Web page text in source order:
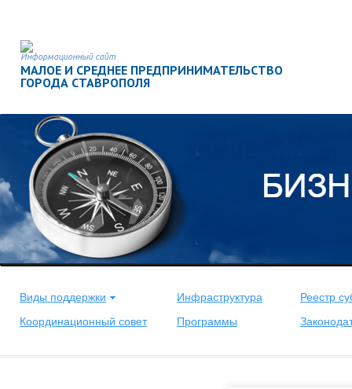
Информационный сайт
МАЛОЕ И СРЕДНЕЕ ПРЕДПРИНИМАТЕЛЬСТВО
ГОРОДА СТАВРОПОЛЯ
Виды поддержки Инфраструктура
Реестр
Координационный совет
Программы